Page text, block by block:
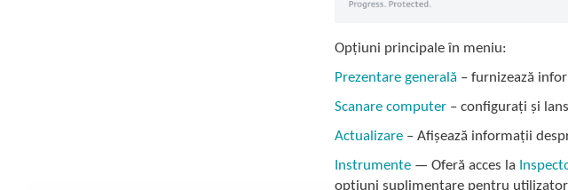
Opțiuni principale în meniu:
Prezentare generală – furnizează
Scanare computer – configurați și
Actualizare – Afișează informații
Instrumente — Oferă acces la
opțiuni suplimentare pentru